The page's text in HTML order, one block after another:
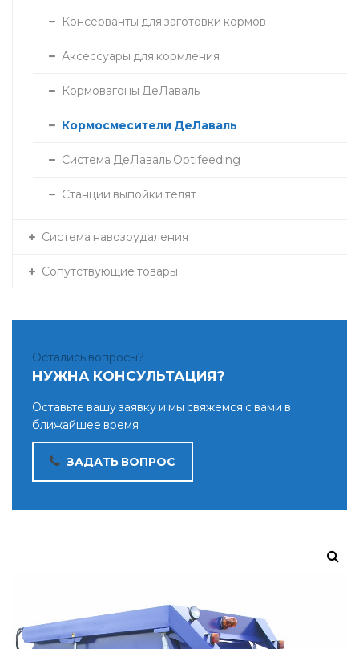
Консерванты для заготовки кормов
Аксессуары для кормления
Кормовагоны ДеЛаваль
Кормосмесители ДеЛаваль
Система ДеЛаваль Optifeeding
Станции выпойки телят
Система навозоудаления
Сопутствующие товары
Остались вопросы?
НУЖНА КОНСУЛЬТАЦИЯ?
Оставьте вашу заявку и мы свяжемся с вами в
ближайшее время
ЗАДАТЬ ВОПРОС